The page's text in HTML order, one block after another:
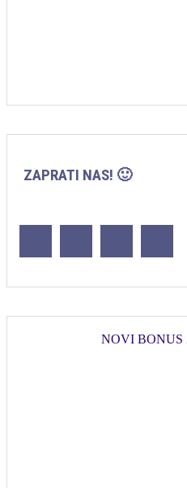
ZAPRATI NAS! 🙂
NOVI BONUS